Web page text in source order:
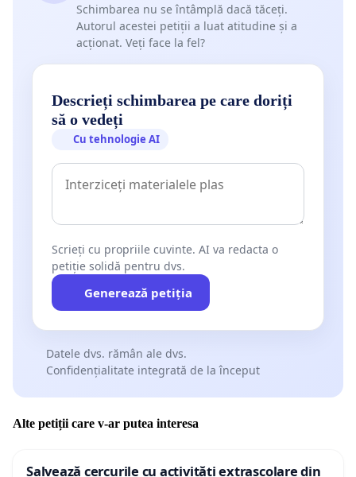
Schimbarea nu se întâmplă dacă tăceți.
Autorul acestei petiții a luat atitudine și a
acționat. Veți face la fel?
Descrieți schimbarea pe care doriți
să o vedeți
Cu tehnologie AI
Scrieți cu propriile cuvinte. AI va redacta o
petiție solidă pentru dvs.
Generează petiția
Datele dvs. rămân ale dvs.
Confidențialitate integrată de la început
Alte petiții care v-ar putea interesa
Salvează cercurile cu activități extrașcolare din